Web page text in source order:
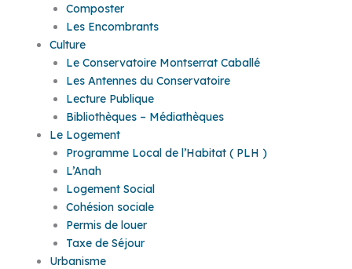
Composter
Les Encombrants
Culture
Le Conservatoire Montserrat Caballé
Les Antennes du Conservatoire
Lecture Publique
Bibliothèques – Médiathèques
Le Logement
Programme Local de l’Habitat ( PLH )
L’Anah
Logement Social
Cohésion sociale
Permis de louer
Taxe de Séjour
Urbanisme